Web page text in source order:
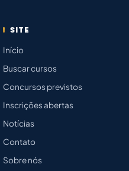
SITE
Início
Buscar cursos
Concursos previstos
Inscrições abertas
Notícias
Contato
Sobre nós